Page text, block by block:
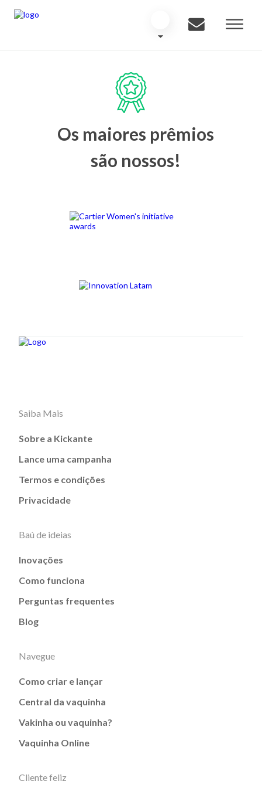
Os maiores prêmios
são nossos!
Saiba Mais
Sobre a Kickante
Lance uma campanha
Termos e condições
Privacidade
Baú de ideias
Inovações
Como funciona
Perguntas frequentes
Blog
Navegue
Como criar e lançar
Central da vaquinha
Vakinha ou vaquinha?
Vaquinha Online
Cliente feliz